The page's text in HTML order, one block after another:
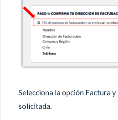
Selecciona la opción Factura
solicitada.